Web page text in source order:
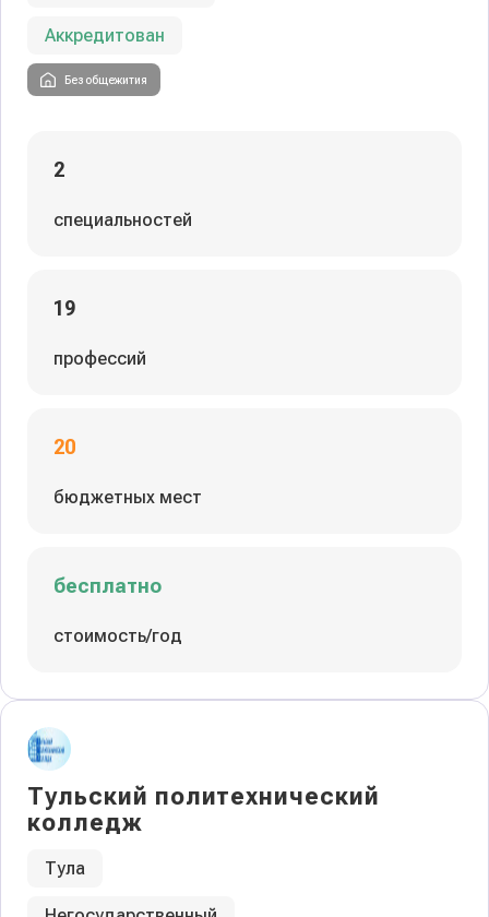
Аккредитован
Без общежития
2
специальностей
19
профессий
20
бюджетных мест
бесплатно
стоимость/год
Тульский политехнический
колледж
Тула